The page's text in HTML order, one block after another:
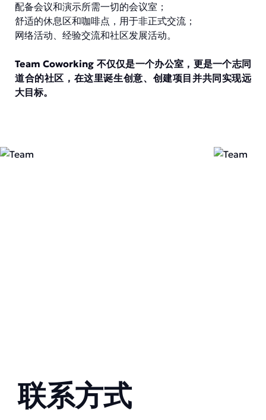
配备会议和演示所需一切的会议室；
舒适的休息区和咖啡点，用于非正式交流；
网络活动、经验交流和社区发展活动。
Team Coworking 不仅仅是一个办公室，更是一个志同
道合的社区，在这里诞生创意、创建项目并共同实现远
大目标。
联系方式